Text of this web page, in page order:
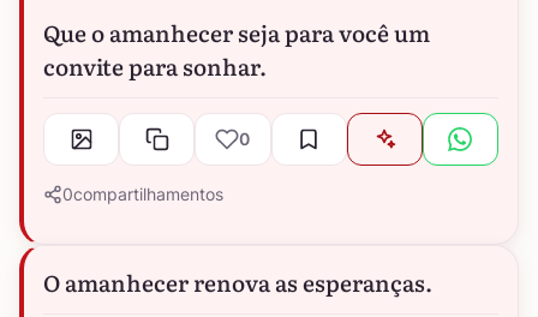
Que o amanhecer seja para você um
convite para sonhar.
0
0compartilhamentos
O amanhecer renova as esperanças.